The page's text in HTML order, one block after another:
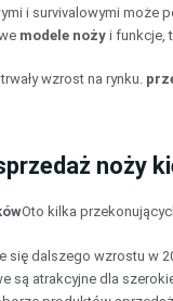
i survivalowymi
modele noży i funkcje,
wzrost na rynku.
noży
Oto kilka
się dalszego wzrostu w
są atrakcyjne dla